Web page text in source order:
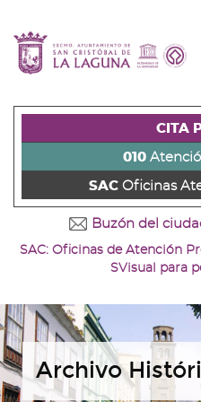
contenido
principal
página
s)
a
la
la
+
Ir
al
la
+
Ir
principal
u)
CITA
010
SAC Oficinas
Buzón del
SAC: Oficinas de Atención
SVisual para
Archivo